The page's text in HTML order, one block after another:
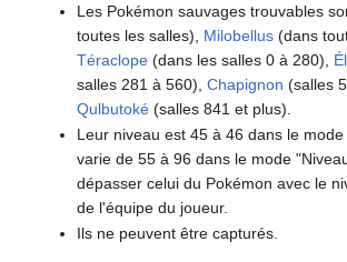
Les Pokémon sauvages trouvables
toutes les salles), Milobellus(dans
Téraclope(dans les salles 0 à 280),
salles 281 à 560), Chapignon (salles
Qulbutoké(salles 841 et plus).
Leur niveau est 45 à 46 dans le
varie de 55 à 96 dans le mode
dépasser celui du Pokémon avec le
de l'équipe du joueur.
Ils ne peuvent être capturés.